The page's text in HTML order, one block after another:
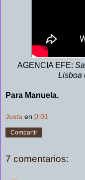
AGENCIA EFE:
Lisboa
Para Manuela.
Justa en 0:01
Compartir
7 comentarios: